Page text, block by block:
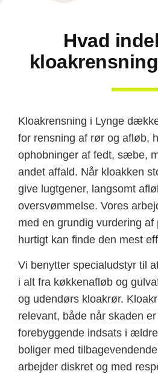
Hvad
Kloakrensning i Lynge
for rensning af rør og afløb,
ophobninger af fedt, sæbe,
andet affald. Når kloakken
give lugtgener, langsomt
oversvømmelse. Vores
med en grundig vurdering af
hurtigt kan finde den mest
Vi benytter specialudstyr til
i alt fra køkkenafløb og
og udendørs kloakrør.
relevant, både når skaden
forebyggende indsats i
boliger med
arbejder diskret og med